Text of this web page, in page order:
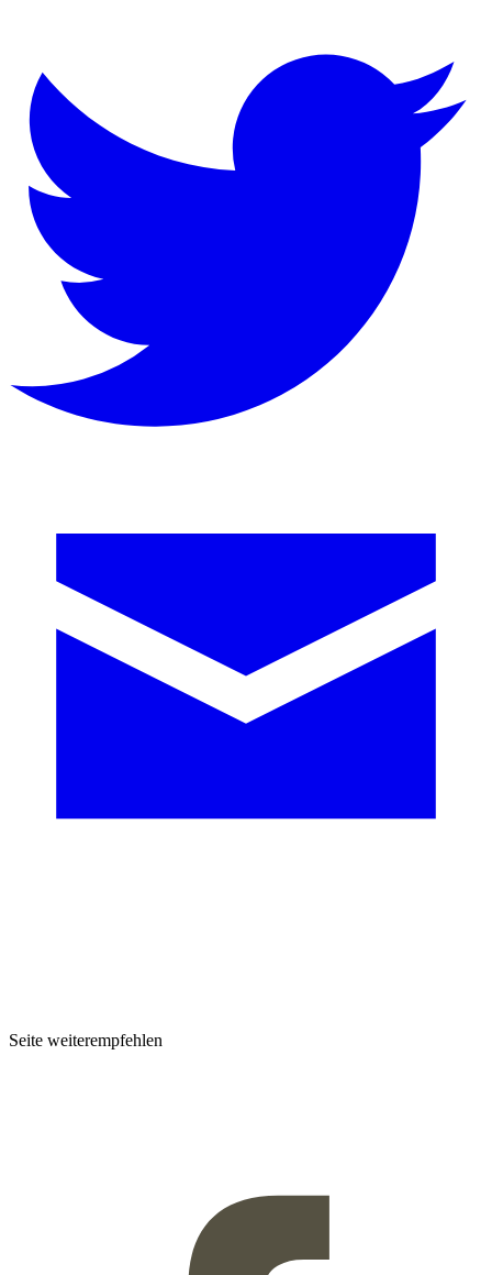
Seite weiterempfehlen